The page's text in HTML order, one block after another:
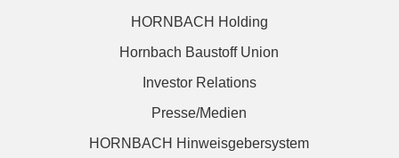
HORNBACH Holding
Hornbach Baustoff Union
Investor Relations
Presse/Medien
HORNBACH Hinweisgebersystem